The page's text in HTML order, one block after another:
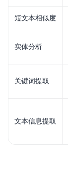
短文本相似度
实体分析
关键词提取
文本信息提取